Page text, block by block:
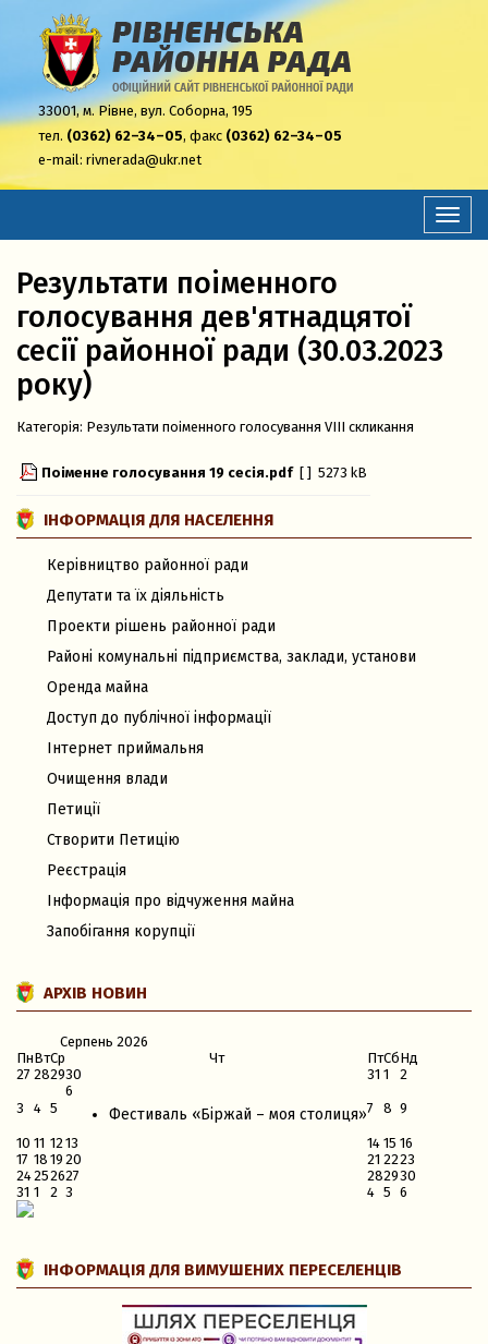
33001,м. Рівне, вул. Соборна, 195
тел. (0362) 62–34–05, факс (0362) 62–34–05
e-mail: rivnerada@ukr.net
Результати поіменного
голосування дев'ятнадцятої
сесії районної ради (30.03.2023
року)
Категорія: Результати поіменного голосування VIII скликання
Поіменне голосування 19 сесія.pdf [ ] 5273 kB
ІНФОРМАЦІЯ ДЛЯ НАСЕЛЕННЯ
Керівництво районної ради
Депутати та їх діяльність
Проекти рішень районної ради
Районі комунальні підприємства, заклади, установи
Оренда майна
Доступ до публічної інформації
Інтернет приймальня
Очищення влади
Петиції
Створити Петицію
Реєстрація
Інформація про відчуження майна
Запобігання корупції
АРХІВ НОВИН
Серпень 2026
ПнВтСр Чт ПтСбНд
27 282930 31 1 2
3 4 5
6
Фестиваль «Біржай – моя столиця»7 8 9
10 11 12 13 14 15 16
17 18 19 20 21 2223
24252627 282930
31 1 2 3 4 5 6
ІНФОРМАЦІЯ ДЛЯ ВИМУШЕНИХ ПЕРЕСЕЛЕНЦІВ